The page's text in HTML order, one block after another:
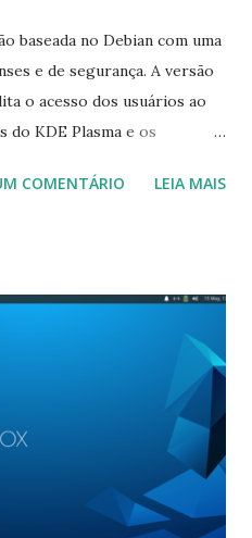
baseada no Debian com uma
e de segurança. A versão
o acesso dos usuários ao
do KDE Plasma e os
8 GB para 16 GB. "Há algum
powershell'. Agora,
dos nossos metapacotes
significa que, se você
durante a configuração
em funcionamento
se o PowerShell for
você pode simplesmente
PowerShell não está no
COMENTÁRIO LEIA MAIS